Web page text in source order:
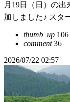
月19日（日）の
加しました♪ スタ
thumb_up 106
comment36
2026/07/22 02:57